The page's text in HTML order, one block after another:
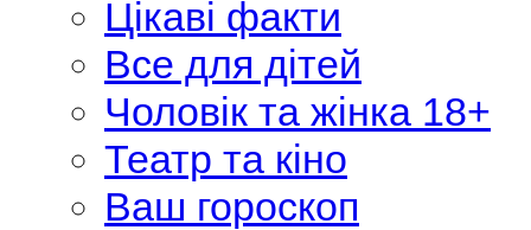
Цікаві факти
Все для дітей
Чоловік та жінка 18+
Театр та кіно
Ваш гороскоп